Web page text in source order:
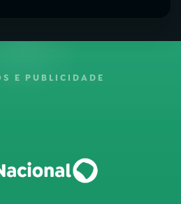
E PUBLICIDADE